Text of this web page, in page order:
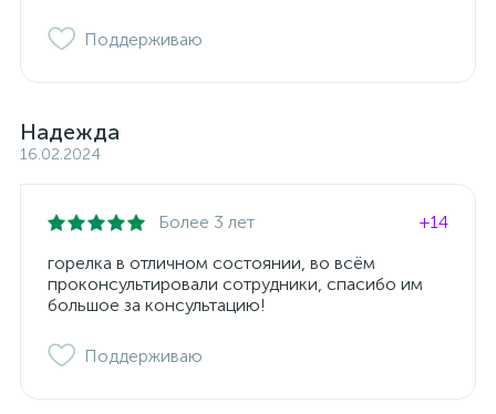
Поддерживаю
Надежда
16.02.2024
Более 3 лет
+14
горелка в отличном состоянии, во всём
проконсультировали сотрудники, спасибо им
большое за консультацию!
Поддерживаю